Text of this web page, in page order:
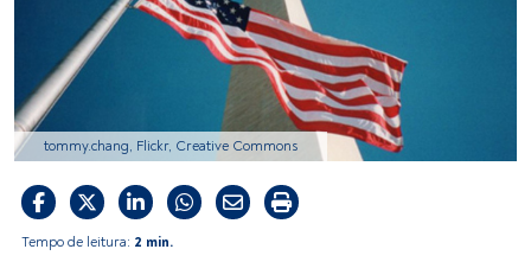
tommy.chang, Flickr, Creative Commons
Tempo de leitura: 2 min.